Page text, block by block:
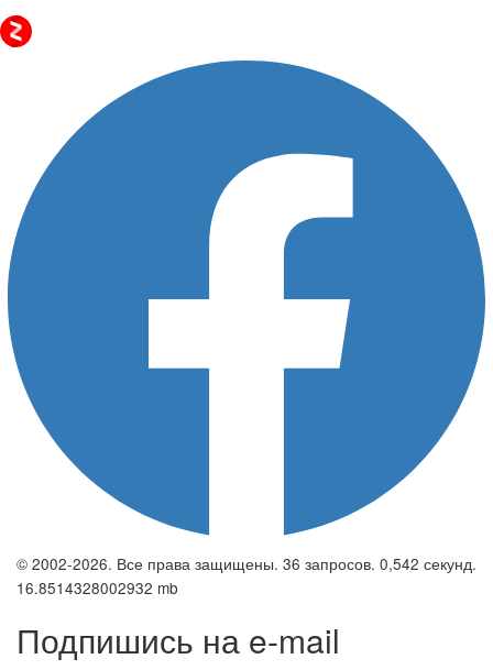
© 2002-2026. Все права защищены. 36 запросов. 0,542 секунд.
16.8514328002932 mb
Подпишись на e-mail